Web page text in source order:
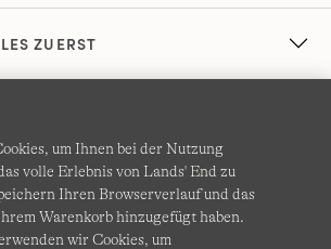
ZUERST
Datenschutz & Sicherheit
um Ihnen bei der Nutzung
volle Erlebnis von Lands' End zu
Ihren Browserverlauf und das
Warenkorb hinzugefügt haben.
wir Cookies, um